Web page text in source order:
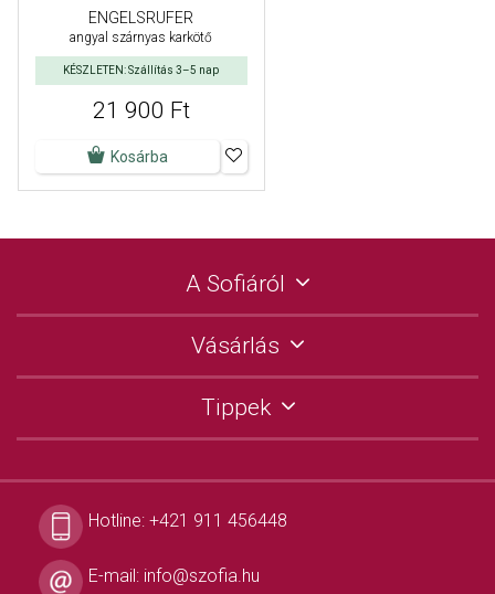
ENGELSRUFER
angyal szárnyas karkötő
KÉSZLETEN: Szállítás 3–5 nap
21 900 Ft
Kosárba
A Sofiáról
Vásárlás
Tippek
Hotline: +421 911 456448
E-mail: info@szofia.hu